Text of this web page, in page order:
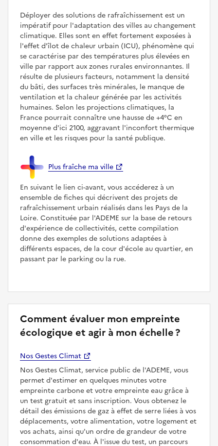
Déployer des solutions de rafraîchissement est un
impératif pour l'adaptation des villes au changement
climatique. Elles sont en effet fortement exposées à
l'effet d'îlot de chaleur urbain (ICU), phénomène qui
se caractérise par des températures plus élevées en
ville par rapport aux zones rurales environnantes. Il
résulte de plusieurs facteurs, notamment la densité
du bâti, des surfaces très minérales, le manque de
ventilation et la chaleur générée par les activités
humaines. Selon les projections climatiques, la
France pourrait connaître une hausse de +4°C en
moyenne d'ici 2100, aggravant l'inconfort thermique
en ville et les risques pour la santé publique.
Plus fraîche ma ville
En suivant le lien ci-avant, vous accéderez à un
ensemble de fiches qui décrivent des projets de
rafraîchissement urbain réalisés dans les Pays de la
Loire. Constituée par l'ADEME sur la base de retours
d'expérience de collectivités, cette compilation
donne des exemples de solutions adaptées à
différents espaces, de la cour d'école au quartier, en
passant par le parking ou la rue.
Comment évaluer mon empreinte
écologique et agir à mon échelle ?
Nos Gestes Climat
Nos Gestes Climat, service public de l'ADEME, vous
permet d'estimer en quelques minutes votre
empreinte carbone et votre empreinte eau grâce à
un test gratuit et sans inscription. Vous obtenez le
détail des émissions de gaz à effet de serre liées à vos
déplacements, votre alimentation, votre logement et
vos achats, ainsi qu'un ordre de grandeur de votre
consommation d'eau. À l'issue du test, un parcours